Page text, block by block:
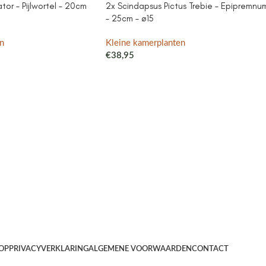
– Pijlwortel – 20cm
2x Scindapsus Pictus Trebie –
– 25cm – ø15
Kleine kamerplanten
€38,95
PRIVACYVERKLARINGALGEMENE VOORWAARDENCONTACT